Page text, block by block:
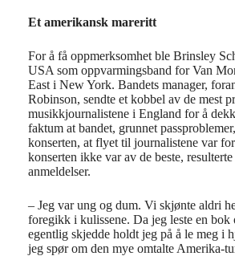
Et amerikansk mareritt
For å få oppmerksomhet ble Brinsley
USA som oppvarmingsband for Van
East i New York. Bandets manager,
Robinson, sendte et kobbel av de mest
musikkjournalistene i England for å
faktum at bandet, grunnet
konserten, at flyet til journalistene var
konserten ikke var av de beste,
anmeldelser.
– Jeg var ung og dum. Vi skjønte aldri
foregikk i kulissene. Da jeg leste en bok
egentlig skjedde holdt jeg på å le meg i
jeg spør om den mye omtalte Amerika-